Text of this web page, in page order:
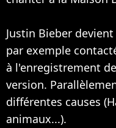
Justin Bieber
par exemple
à l'enregistrement
version.
différentes causes
animaux...).